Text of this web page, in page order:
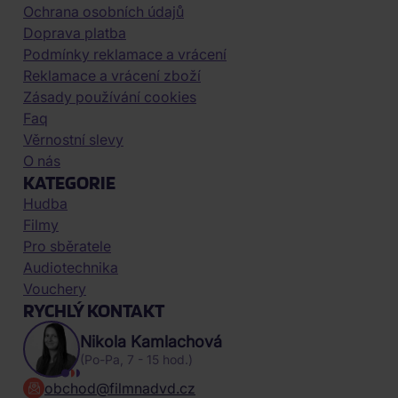
Ochrana osobních údajů
Doprava platba
Podmínky reklamace a vrácení
Reklamace a vrácení zboží
Zásady používání cookies
Faq
Věrnostní slevy
O nás
KATEGORIE
Hudba
Filmy
Pro sběratele
Audiotechnika
Vouchery
RYCHLÝ KONTAKT
Nikola Kamlachová
(Po-Pa, 7 - 15 hod.)
obchod@filmnadvd.cz